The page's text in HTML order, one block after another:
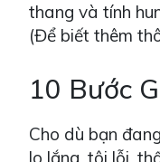
thang và tính
(Để biết thêm
10 Bước
Cho dù bạn
lo lắng, tội lỗi,